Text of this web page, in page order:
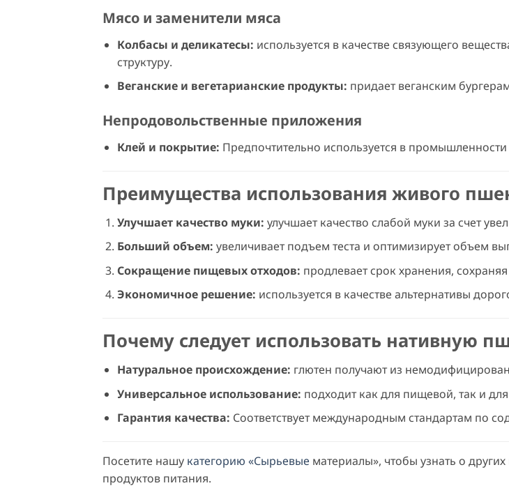
Мясо и заменители мяса
Колбасы и деликатесы: используется в качестве связующего
структуру.
Веганские и вегетарианские продукты: придает веганским
Непродовольственные приложения
Клей и покрытие: Предпочтительно используется в промышленности
Преимущества использования живого
Улучшает качество муки: улучшает качество слабой муки за счет
Больший объем: увеличивает подъем теста и оптимизирует объем
Сокращение пищевых отходов: продлевает срок хранения,
Экономичное решение: используется в качестве альтернативы
Почему следует использовать нативную
Натуральное происхождение: глютен получают из
Универсальное использование: подходит как для пищевой, так и
Гарантия качества: Соответствует международным стандартам по
Посетите нашу категорию «Сырьевые материалы», чтобы узнать о
продуктов питания.